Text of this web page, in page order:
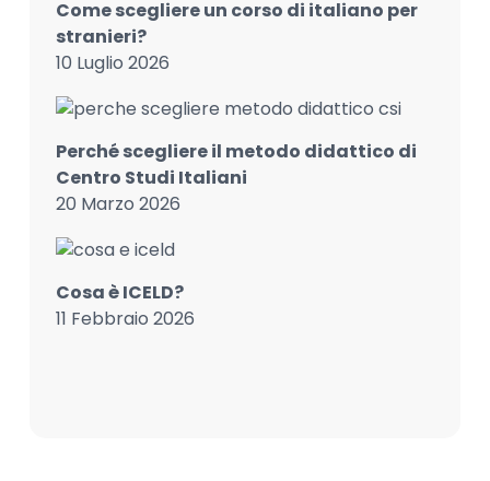
Come scegliere un corso di italiano per
stranieri?
10 Luglio 2026
Perché scegliere il metodo didattico di
Centro Studi Italiani
20 Marzo 2026
Cosa è ICELD?
11 Febbraio 2026